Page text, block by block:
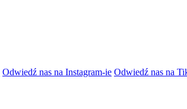
Odwiedź nas na Instagram-ie Odwiedź nas na